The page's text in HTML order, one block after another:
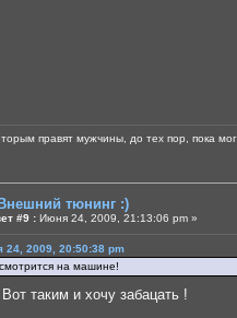
правят мужчины, до тех пор, пока
тюнинг :)
#9 : Июня 24, 2009, 21:13:06 pm »
24, 2009, 20:50:38 pm
на машине!
Вот таким и хочу забацать !